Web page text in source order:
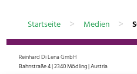
Startseite > Medien >
Reinhard Di Lena GmbH
Bahnstraße 4 | 2340 Mödling | Austria